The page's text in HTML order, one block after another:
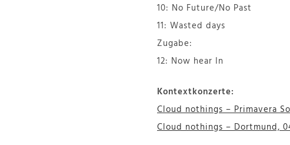
10: No Future/No Past
11: Wasted days
Zugabe:
12: Now hear In
Kontextkonzerte:
Cloud nothings – Primavera
Cloud nothings – Dortmund,